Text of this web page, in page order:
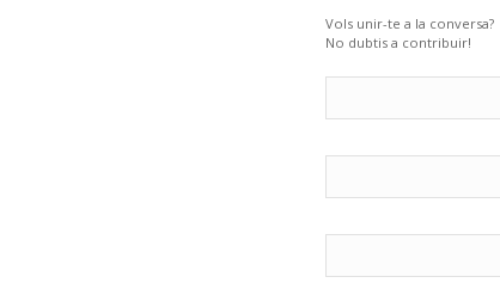
Vols unir-te a la conversa?
No dubtis a contribuir!